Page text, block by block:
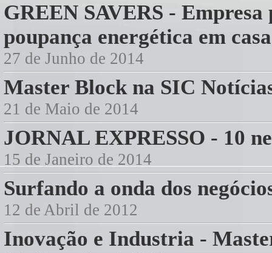
GREEN SAVERS -
poupança energética em
27 de Junho de 2014
Master Block na SIC
21 de Maio de 2014
JORNAL EXPRESSO - 10
15 de Janeiro de 2014
Surfando a onda dos
12 de Abril de 2012
Inovação e Industria -